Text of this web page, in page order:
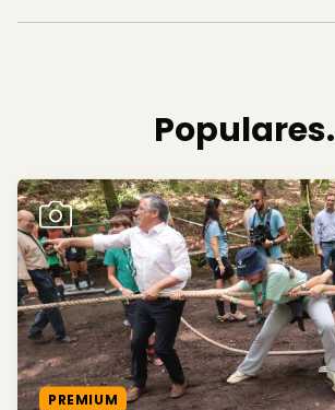
Populares.
PREMIUM